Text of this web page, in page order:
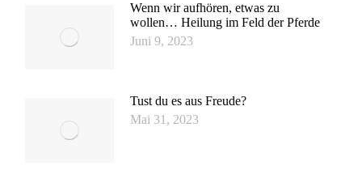
Wenn wir aufhören, etwas zu
wollen… Heilung im Feld der Pferde
Juni 9, 2023
Tust du es aus Freude?
Mai 31, 2023